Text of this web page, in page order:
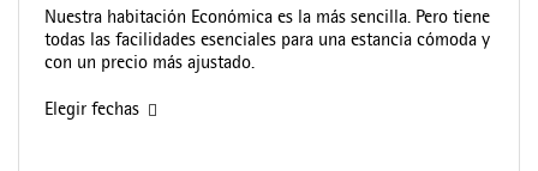
Nuestra habitación Económica es la más sencilla. Pero tiene
todas las facilidades esenciales para una estancia cómoda y
con un precio más ajustado.
Elegir fechas